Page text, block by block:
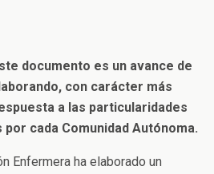
documento es un avance de
con carácter más
a las particularidades
cada Comunidad Autónoma.
Enfermera ha elaborado un